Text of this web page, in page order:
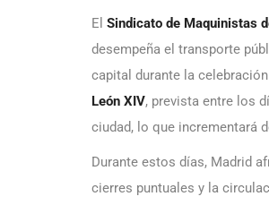
El Sindicato de Maquinistas
desempeña el transporte
capital durante la
León XIV, prevista entre los
ciudad, lo que incrementará
Durante estos días, Madrid
cierres puntuales y la